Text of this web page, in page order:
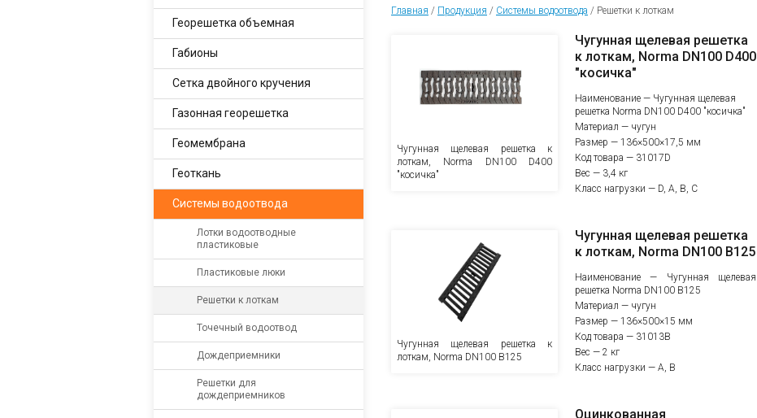
Главная / Продукция / Системы водоотвода / Решетки к лоткам
Чугунная щелевая решетка к
лоткам, Norma DN100 D400
"косичка"
Чугунная щелевая решетка
к лоткам, Norma DN100 D400
"косичка"
Наименование — Чугунная щелевая
решетка Norma DN100 D400 "косичка"
Материал — чугун
Размер — 136×500×17,5 мм
Код товара — 31017D
Вес — 3,4 кг
Класс нагрузки — D, A, B, C
Чугунная щелевая решетка к
лоткам, Norma DN100 B125
Чугунная щелевая решетка
к лоткам, Norma DN100 B125
Наименование — Чугунная щелевая
решетка Norma DN100 B125
Материал — чугун
Размер — 136×500×15 мм
Код товара — 31013B
Вес — 2 кг
Класс нагрузки — A, B
Оцинкованная
Георешетка объемная
Габионы
Сетка двойного кручения
Газонная георешетка
Геомембрана
Геоткань
Системы водоотвода
Лотки водоотводные
пластиковые
Пластиковые люки
Решетки к лоткам
Точечный водоотвод
Дождеприемники
Решетки для
дождеприемников